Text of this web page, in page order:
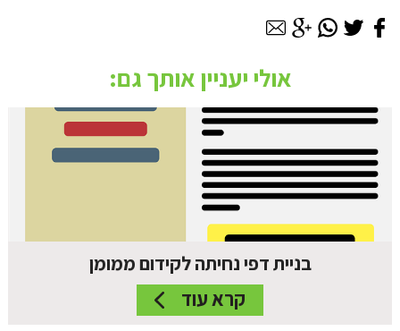
אולי יעניין אותך גם:
בניית דפי נחיתה לקידום ממומן
קרא עוד